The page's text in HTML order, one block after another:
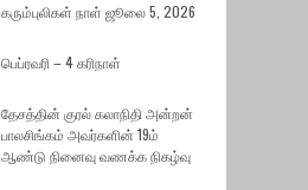
கரும்புலிகள் நாள் ஜூலை 5, 2026
பெப்ரவரி – 4 கரிநாள்
தேசத்தின் குரல் கலாநிதி அன்றன்
பாலசிங்கம் அவர்களின் 19ம்
ஆண்டு நினைவு வணக்க நிகழ்வு